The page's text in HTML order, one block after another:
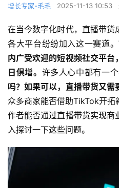
增长专家-毛毛 2025-11-13 10:53
在当今数字化时代，直播带货
各大平台纷纷加入这一赛道。
内广受欢迎的短视频社交平
日俱增。 许多人心中都有一
吗？如果可以，直播带货又需
众多商家能否借助TikTok开拓
作者能否通过直播带货实现商
入探讨一下这些问题。